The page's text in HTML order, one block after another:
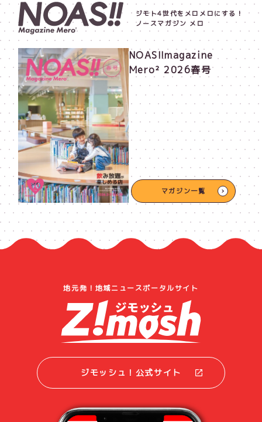
ジモト4世代をメロメロにする！
ノースマガジン メロ
NOAS!!magazine
Mero² 2026春号
マガジン一覧
地元発！地域ニュースポータルサイト
ジモッシュ！公式サイト